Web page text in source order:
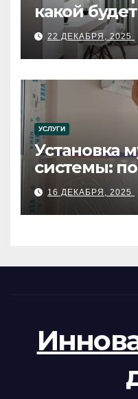
какой
22 ДЕКАБРЯ, 2025
УСЛУГИ
Установка
системы:
руководство
16 ДЕКАБРЯ, 2025